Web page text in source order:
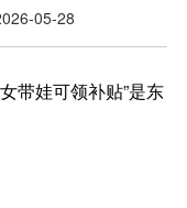
05-28
带娃可领补贴”是东